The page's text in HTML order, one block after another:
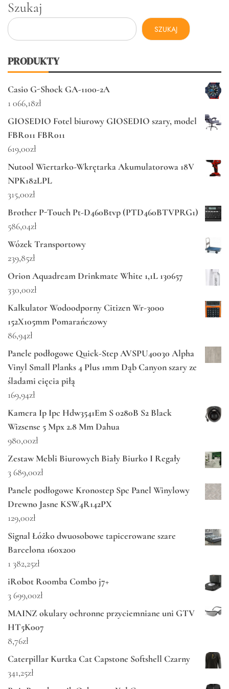
Szukaj
SZUKAJ
PRODUKTY
Casio G-Shock GA-1100-2A
1 066,18zł
GIOSEDIO Fotel biurowy GIOSEDIO szary, model
FBR011 FBR011
619,00zł
Nutool Wiertarko-Wkrętarka Akumulatorowa 18V
NPK182LPL
315,00zł
Brother P-Touch Pt-D460Btvp (PTD460BTVPRG1)
586,04zł
Wózek Transportowy
239,85zł
Orion Aquadream Drinkmate White 1,1L 130657
330,00zł
Kalkulator Wodoodporny Citizen Wr-3000
152X105mm Pomarańczowy
86,94zł
Panele podłogowe Quick-Step AVSPU40030 Alpha
Vinyl Small Planks 4 Plus 1mm Dąb Canyon szary ze
śladami cięcia piłą
169,94zł
Kamera Ip Ipc Hdw3541Em S 0280B S2 Black
Wizsense 5 Mpx 2.8 Mm Dahua
980,00zł
Zestaw Mebli Biurowych Biały Biurko I Regały
3 689,00zł
Panele podłogowe Kronostep Spc Panel Winylowy
Drewno Jasne KSW4R142PX
129,00zł
Signal Łóżko dwuosobowe tapicerowane szare
Barcelona 160x200
1 382,25zł
iRobot Roomba Combo j7+
3 699,00zł
MAINZ okulary ochronne przyciemniane uni GTV
HT5K007
8,76zł
Caterpillar Kurtka Cat Capstone Softshell Czarny
341,25zł